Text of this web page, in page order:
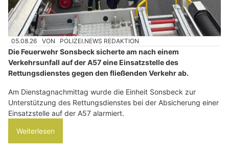
05.08.26 VON POLIZEI.NEWS REDAKTION
Die Feuerwehr Sonsbeck sicherte am nach einem
Verkehrsunfall auf der A57 eine Einsatzstelle des
Rettungsdienstes gegen den fließenden Verkehr ab.
Am Dienstagnachmittag wurde die Einheit Sonsbeck zur
Unterstützung des Rettungsdienstes bei der Absicherung einer
Einsatzstelle auf der A57 alarmiert.
Weiterlesen